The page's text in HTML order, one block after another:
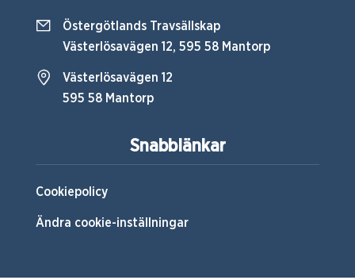
Snabblänkar
Cookiepolicy
Ändra cookie-inställningar
Östergötlands Travsällskap
Västerlösavägen 12, 595 58 Mantorp
Västerlösavägen 12
595 58 Mantorp